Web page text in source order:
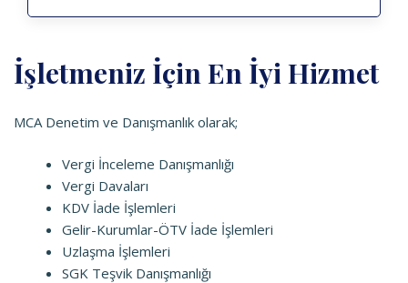
İşletmeniz İçin En İyi Hizmet
MCA Denetim ve Danışmanlık olarak;
Vergi İnceleme Danışmanlığı
Vergi Davaları
KDV İade İşlemleri
Gelir-Kurumlar-ÖTV İade İşlemleri
Uzlaşma İşlemleri
SGK Teşvik Danışmanlığı